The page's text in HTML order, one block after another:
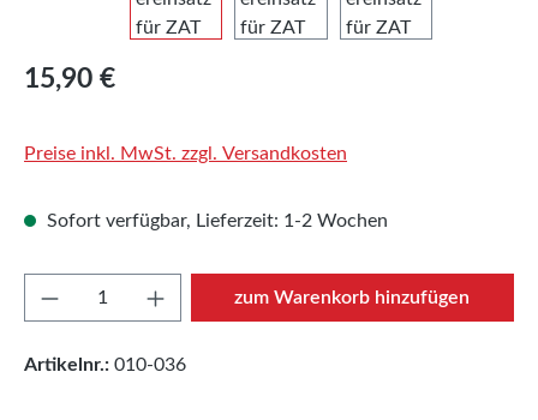
Regulärer Preis:
15,90 €
Preise inkl. MwSt. zzgl. Versandkosten
Sofort verfügbar, Lieferzeit: 1-2 Wochen
Produkt Anzahl: Gib den gewünschten
zum Warenkorb hinzufügen
Artikelnr.: 010-036